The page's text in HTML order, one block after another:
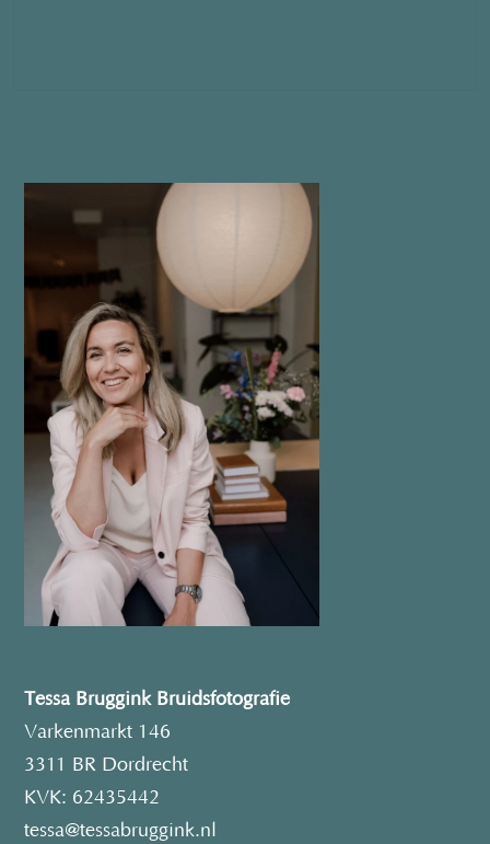
Tessa Bruggink Bruidsfotografie
Varkenmarkt 146
3311 BR Dordrecht
KVK: 62435442
tessa@tessabruggink.nl